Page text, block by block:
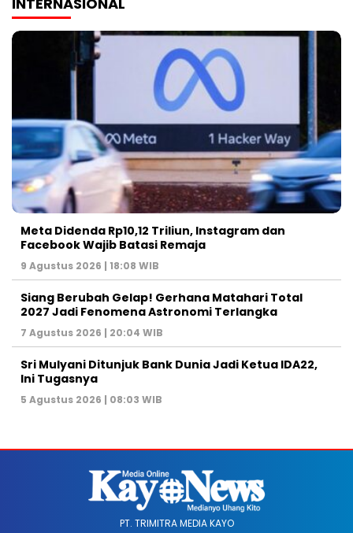
Meta Didenda Rp10,12 Triliun, Instagram dan
Facebook Wajib Batasi Remaja
9 Agustus 2026 | 18:08 WIB
Siang Berubah Gelap! Gerhana Matahari Total
2027 Jadi Fenomena Astronomi Terlangka
7 Agustus 2026 | 20:04 WIB
Sri Mulyani Ditunjuk Bank Dunia Jadi Ketua IDA22,
Ini Tugasnya
5 Agustus 2026 | 08:03 WIB
PT. TRIMITRA MEDIA KAYO